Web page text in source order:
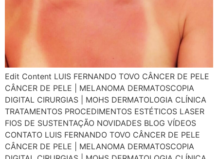
Edit Content LUIS FERNANDO TOVO CÂNCER DE PELE
CÂNCER DE PELE | MELANOMA DERMATOSCOPIA
DIGITAL CIRURGIAS | MOHS DERMATOLOGIA CLÍNICA
TRATAMENTOS PROCEDIMENTOS ESTÉTICOS LASER
FIOS DE SUSTENTAÇÃO NOVIDADES BLOG VÍDEOS
CONTATO LUIS FERNANDO TOVO CÂNCER DE PELE
CÂNCER DE PELE | MELANOMA DERMATOSCOPIA